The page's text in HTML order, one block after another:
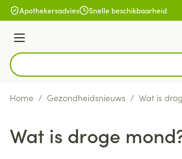
Ga naar de inhoud
Apothekersadvies Snelle beschikbaarheid
Menu
Product, merk, categorie...
Home / Gezondheidsnieuws / Wat is
Wat is droge